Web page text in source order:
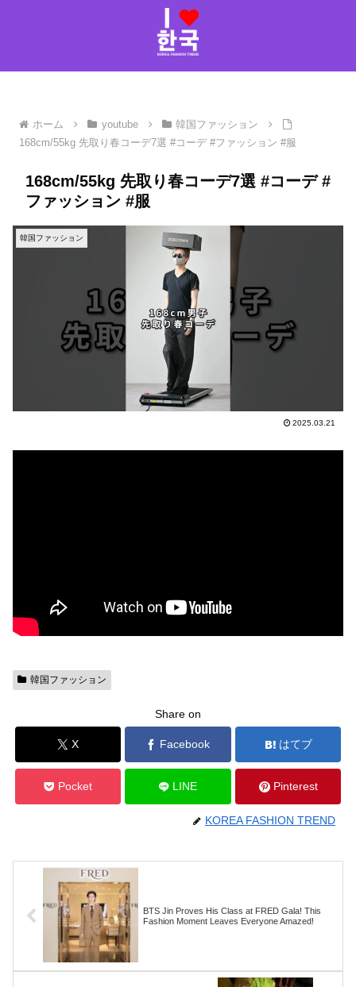
ホーム youtube
韓国ファッション
168cm/55kg 先取り春コーデ7選 #コーデ #ファッション #服
168cm/55kg 先取り春コーデ7選 #コーデ #
ファッション #服
韓国ファッション
2025.03.21
韓国ファッション
Share on
X Facebook はてブ
Pocket LINE Pinterest
KOREA FASHION TREND
BTS Jin Proves His Class at FRED Gala! This
Fashion Moment Leaves Everyone Amazed!